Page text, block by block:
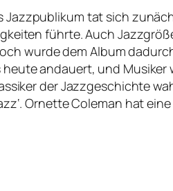
Jazzpublikum tat sich
führte. Auch
wurde dem Album
andauert, und Musiker
der Jazzgeschichte
Ornette Coleman hat